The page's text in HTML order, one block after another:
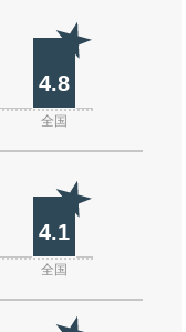
4.8
全国
4.1
全国